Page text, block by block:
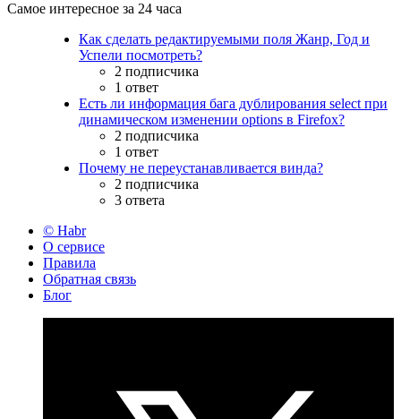
Самое интересное за 24 часа
Как сделать редактируемыми поля Жанр, Год и
Успели посмотреть?
2 подписчика
1 ответ
Есть ли информация бага дублирования select при
динамическом изменении options в Firefox?
2 подписчика
1 ответ
Почему не переустанавливается винда?
2 подписчика
3 ответа
© Habr
О сервисе
Правила
Обратная связь
Блог